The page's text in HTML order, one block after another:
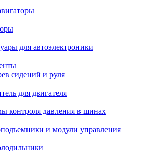
для автоэлектроники
сидений и руля
для двигателя
контроля давления в шинах
и модули управления